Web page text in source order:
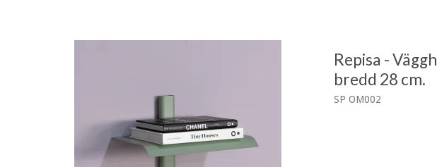
Repisa -
bredd 28 cm.
SP OM002